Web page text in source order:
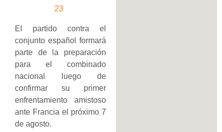
23
El partido contra el
conjunto español formará
parte de la preparación
para el combinado
nacional luego de
confirmar su primer
enfrentamiento amistoso
ante Francia el próximo 7
de agosto.